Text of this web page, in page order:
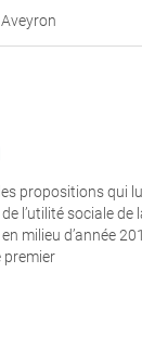
propositions qui
l’utilité sociale de
milieu d’année
premier